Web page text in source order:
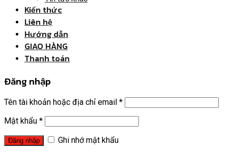
Kiến thức
Liên hệ
Hướng dẫn
GIAO HÀNG
Thanh toán
Đăng nhập
Tên tài khoản hoặc địa chỉ email *
Mật khẩu *
Ghi nhớ mật khẩu